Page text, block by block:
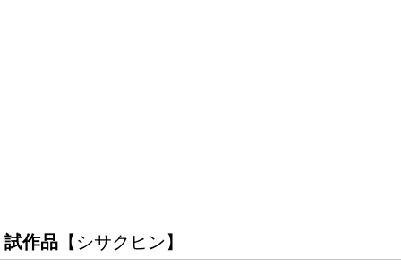
試作品 【シサクヒン】